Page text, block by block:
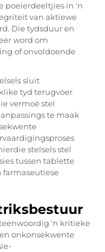
poeierdeeltjies in 'n
van aktiewe
Die tydsduur en
word om
of onvoldoende
sluit
tyd terugvoer
vermoë stel
te maak
stelsels stel
tussen tablette
farmaseutiese
'n kritieke
onkonsekwente